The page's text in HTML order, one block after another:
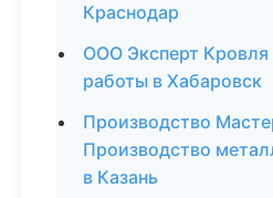
Краснодар
ООО Эксперт
работы в Хабаровск
Производство
Производство
в Казань